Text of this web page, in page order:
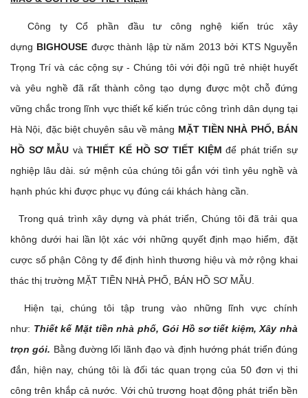
Công ty Cổ phần đầu tư công nghệ kiến trúc xây
dựng BIGHOUSE được thành lập từ năm 2013 bởi KTS Nguyễn
Trọng Trí và các cộng sự - Chúng tôi với đội ngũ trẻ nhiệt huyết
và yêu nghề đã rất thành công tạo dựng được một chỗ đứng
vững chắc trong lĩnh vực thiết kế kiến trúc công trình dân dụng tại
Hà Nội, đặc biệt chuyên sâu về mảng MẶT TIỀN NHÀ PHỐ, BÁN
HỒ SƠ MẪU vàTHIẾT KẾ HỒ SƠ TIẾT KIỆM để phát triển sự
nghiệp lâu dài. sứ mệnh của chúng tôi gắn với tình yêu nghề và
hạnh phúc khi được phục vụ đúng cái khách hàng cần.
Trong quá trình xây dựng và phát triển, Chúng tôi đã trải qua
không dưới hai lần lột xác với những quyết định mạo hiểm, đặt
cược số phận Công ty để định hình thương hiệu và mở rộng khai
thác thị trường MẶT TIỀN NHÀ PHỐ, BÁN HỒ SƠ MẪU.
Hiện tại, chúng tôi tập trung vào những lĩnh vực chính
như: Thiết kế Mặt tiền nhà phố, Gói Hồ sơ tiết kiệm, Xây nhà
trọn gói. Bằng đường lối lãnh đạo và định hướng phát triển đúng
đắn, hiện nay, chúng tôi là đối tác quan trọng của 50 đơn vị thi
công trên khắp cả nước. Với chủ trương hoạt động phát triển bền